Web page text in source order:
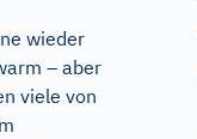
wieder
– aber
viele von